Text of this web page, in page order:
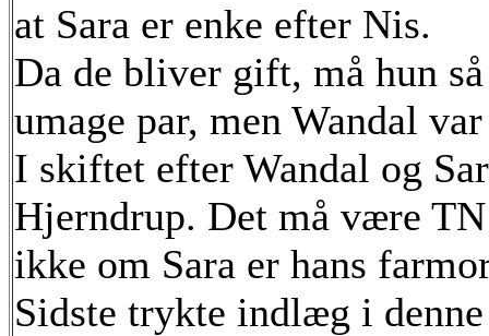
at Sara er enke efter Nis.
Da de bliver gift, må hun
umage par, men Wandal
I skiftet efter Wandal og
Hjerndrup. Det må være
ikke om Sara er hans
Sidste trykte indlæg i